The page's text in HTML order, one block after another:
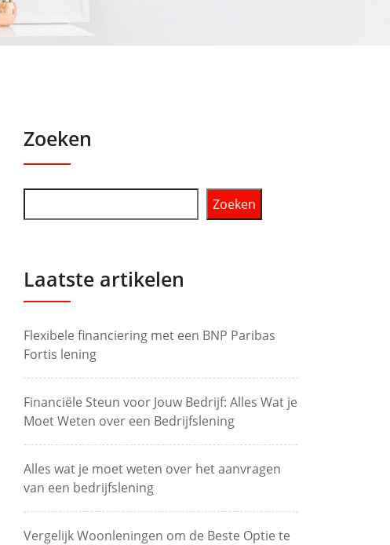
Zoeken
Zoeken
Laatste artikelen
Flexibele financiering met een BNP Paribas
Fortis lening
Financiële Steun voor Jouw Bedrijf: Alles Wat je
Moet Weten over een Bedrijfslening
Alles wat je moet weten over het aanvragen
van een bedrijfslening
Vergelijk Woonleningen om de Beste Optie te